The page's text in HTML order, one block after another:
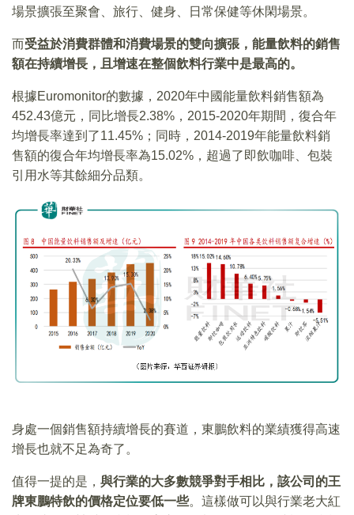
場景擴張至聚會、旅行、健身、日常保健等休閑場景。
而受益於消費群體和消費場景的雙向擴張，能量飲料的銷售
額在持續增長，且增速在整個飲料行業中是最高的。
根據Euromonitor的數據，2020年中國能量飲料銷售額為
452.43億元，同比增長2.38%，2015-2020年期間，復合年
均增長率達到了11.45%；同時，2014-2019年能量飲料銷
售額的復合年均增長率為15.02%，超過了即飲咖啡、包裝
引用水等其餘細分品類。
身處一個銷售額持續增長的賽道，東鵬飲料的業績獲得高速
增長也就不足為奇了。
值得一提的是， 與行業的大多數競爭對手相比，該公司的王
牌東鵬特飲的價格定位要低一些。這樣做可以與行業老大紅